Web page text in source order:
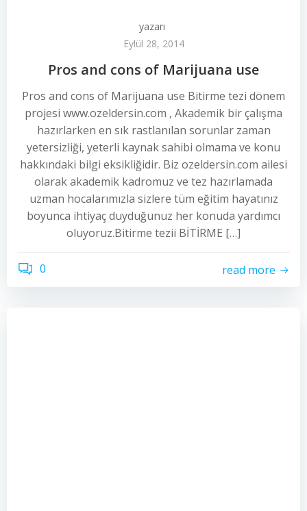
yazarı
Eylül 28, 2014
Pros and cons of Marijuana use
Pros and cons of Marijuana use Bitirme tezi dönem
projesi www.ozeldersin.com , Akademik bir çalışma
hazırlarken en sık rastlanılan sorunlar zaman
yetersizliği, yeterli kaynak sahibi olmama ve konu
hakkındaki bilgi eksikliğidir. Biz ozeldersin.com ailesi
olarak akademik kadromuz ve tez hazırlamada
uzman hocalarımızla sizlere tüm eğitim hayatınız
boyunca ihtiyaç duyduğunuz her konuda yardımcı
oluyoruz.Bitirme tezii BİTİRME […]
0 read more